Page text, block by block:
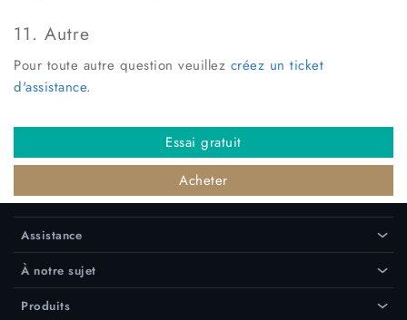
11. Autre
Pour toute autre question veuillez créez un ticket
d'assistance.
Essai gratuit
Acheter
Assistance ›
À notre sujet ›
Produits ›